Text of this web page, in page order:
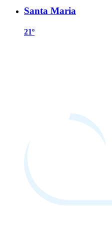
Santa Maria
21º